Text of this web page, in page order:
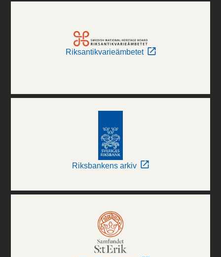
Riksantikvarieämbetet
Riksbankens arkiv